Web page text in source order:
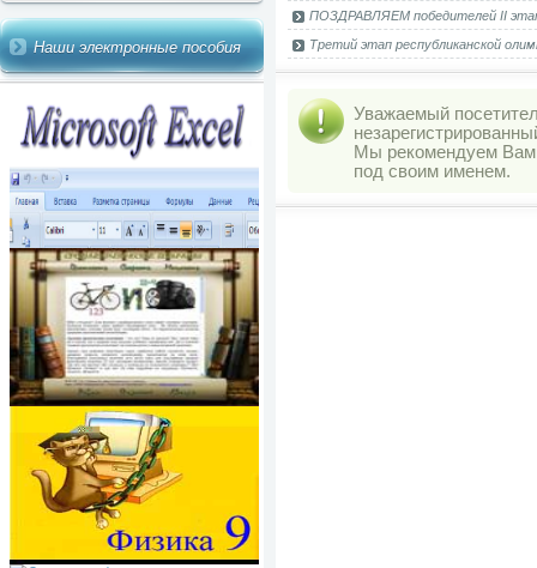
Наши электронные пособия
ПОЗДРАВЛЯЕМ победителей II
Третий этап республиканской
Уважаемый
Мы рекомендуем
под своим именем.